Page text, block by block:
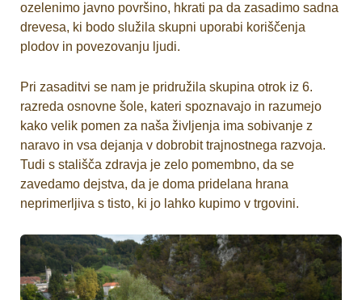
ozelenimo javno površino, hkrati pa da zasadimo sadna
drevesa, ki bodo služila skupni uporabi koriščenja
plodov in povezovanju ljudi.
Pri zasaditvi se nam je pridružila skupina otrok iz 6.
razreda osnovne šole, kateri spoznavajo in razumejo
kako velik pomen za naša življenja ima sobivanje z
naravo in vsa dejanja v dobrobit trajnostnega razvoja.
Tudi s stališča zdravja je zelo pomembno, da se
zavedamo dejstva, da je doma pridelana hrana
neprimerljiva s tisto, ki jo lahko kupimo v trgovini.